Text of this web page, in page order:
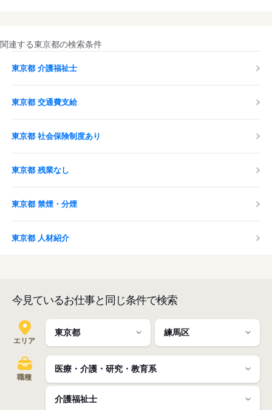
関連する東京都の検索条件
東京都 介護福祉士
東京都 交通費支給
東京都 社会保険制度あり
東京都 残業なし
東京都 禁煙・分煙
東京都 人材紹介
今見ているお仕事と同じ条件で検索
エリア
職種